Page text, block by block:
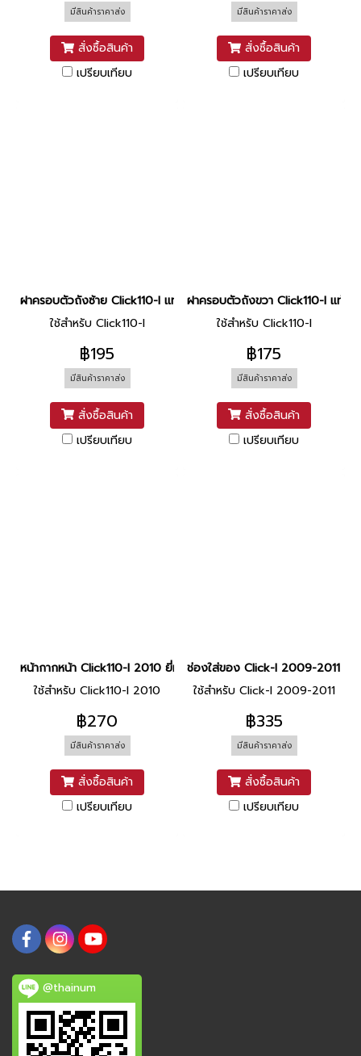
มีสินค้าราคาส่ง
สั่งซื้อสินค้า
เปรียบเทียบ
มีสินค้าราคาส่ง
สั่งซื้อสินค้า
เปรียบเทียบ
ฝาครอบตัวถังซ้าย Click110-I แท้ HONDA
ใช้สำหรับ Click110-I
฿195
มีสินค้าราคาส่ง
สั่งซื้อสินค้า
เปรียบเทียบ
ฝาครอบตัวถังขวา Click110-I แท้
ใช้สำหรับ Click110-I
฿175
มีสินค้าราคาส่ง
สั่งซื้อสินค้า
เปรียบเทียบ
หน้ากากหน้า Click110-I 2010 ยี่ห้อ MANOO [NH196 ขาว]
ใช้สำหรับ Click110-I 2010
฿270
มีสินค้าราคาส่ง
สั่งซื้อสินค้า
เปรียบเทียบ
ช่องใส่ของ Click-I 2009-2011 แท้
ใช้สำหรับ Click-I 2009-2011
฿335
มีสินค้าราคาส่ง
สั่งซื้อสินค้า
เปรียบเทียบ
@thainum